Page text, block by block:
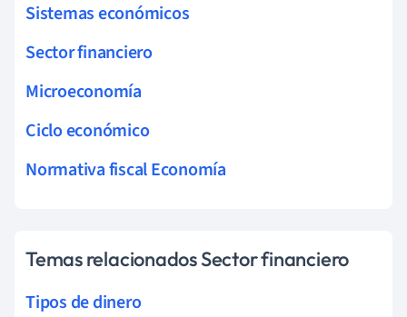
Sistemas económicos
Sector financiero
Microeconomía
Ciclo económico
Normativa fiscal Economía
Temas relacionados Sector financiero
Tipos de dinero